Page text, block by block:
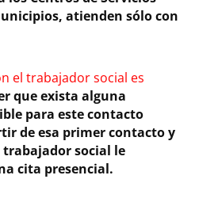
atienden sólo con
el trabajador social es
que exista alguna
para este contacto
de esa primer contacto y
trabajador social le
cita presencial.